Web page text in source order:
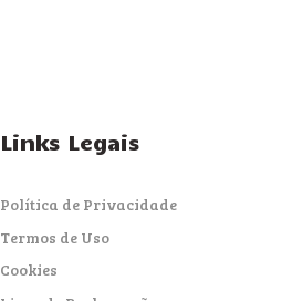
Links Legais
Política de Privacidade
Termos de Uso
Cookies